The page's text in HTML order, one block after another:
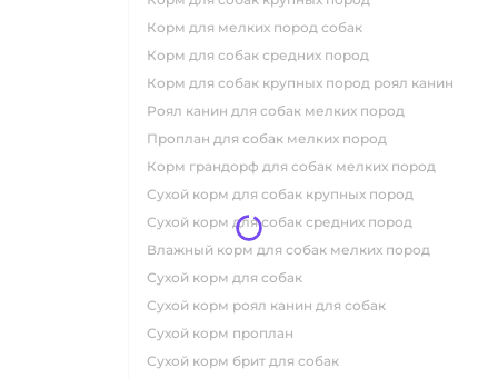
корм для мелких пород собак
корм для собак средних пород
корм для собак крупных пород роял канин
роял канин для собак мелких пород
проплан для собак мелких пород
корм грандорф для собак мелких пород
сухой корм для собак крупных пород
сухой корм для собак средних пород
влажный корм для собак мелких пород
сухой корм для собак
сухой корм роял канин для собак
сухой корм проплан
сухой корм брит для собак